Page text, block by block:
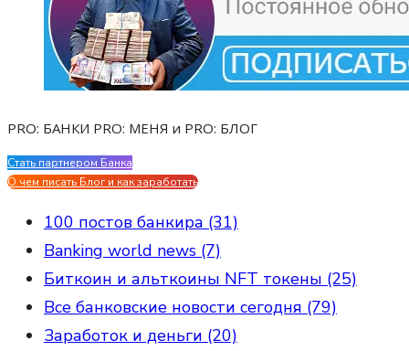
PRO: БАНКИ PRO: МЕНЯ и PRO: БЛОГ
Стать партнером Банка
О чем писать Блог и как заработать
100 постов банкира (31)
Banking world news (7)
Биткоин и альткоины NFT токены (25)
Все банковские новости сегодня (79)
Заработок и деньги (20)